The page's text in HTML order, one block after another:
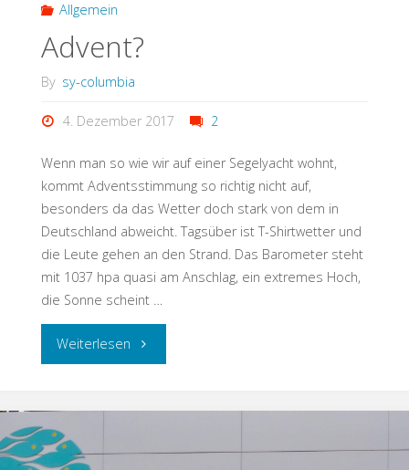
Allgemein
Advent?
By sy-columbia
4. Dezember 2017 2
Wenn man so wie wir auf einer Segelyacht wohnt,
kommt Adventsstimmung so richtig nicht auf,
besonders da das Wetter doch stark von dem in
Deutschland abweicht. Tagsüber ist T-Shirtwetter und
die Leute gehen an den Strand. Das Barometer steht
mit 1037 hpa quasi am Anschlag, ein extremes Hoch,
die Sonne scheint …
Weiterlesen